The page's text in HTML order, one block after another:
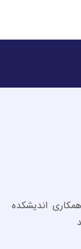
اندیشکده